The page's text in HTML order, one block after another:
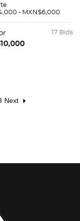
Litografía
- MXN$6,000
17 Bids
Next